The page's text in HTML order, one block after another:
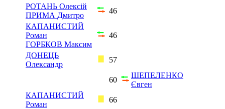
РОТАНЬ Олексій
ПРИМА Дмитро
46
КАПАНИСТИЙ
Роман
ГОРБКОВ Максим
46
ДОНЕЦЬ
Олександр
57
60
ШЕПЕЛЕНКО
Євген
КАПАНИСТИЙ
Роман
66